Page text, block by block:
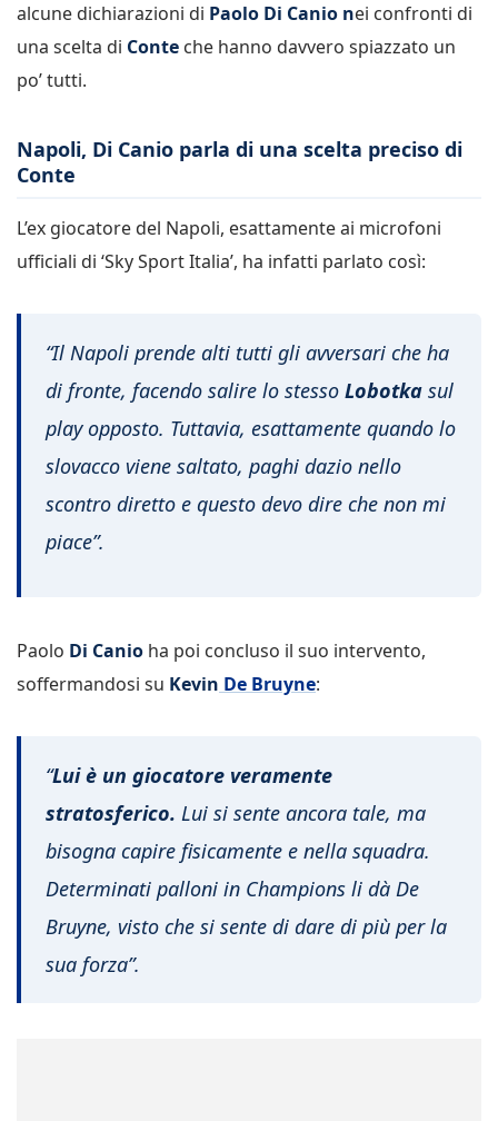
alcune dichiarazioni di Paolo Di Canio nei confronti di
una scelta di Conte che hanno davvero spiazzato un
po’ tutti.
Napoli, Di Canio parla di una scelta preciso di
Conte
L’ex giocatore del Napoli, esattamente ai microfoni
ufficiali di ‘Sky Sport Italia’, ha infatti parlato così:
“Il Napoli prende alti tutti gli avversari che ha
di fronte, facendo salire lo stesso Lobotka sul
play opposto. Tuttavia, esattamente quando lo
slovacco viene saltato, paghi dazio nello
scontro diretto e questo devo dire che non mi
piace”.
Paolo Di Canio ha poi concluso il suo intervento,
soffermandosi su Kevin De Bruyne:
“Lui è un giocatore veramente
stratosferico. Lui si sente ancora tale, ma
bisogna capire fisicamente e nella squadra.
Determinati palloni in Champions li dà De
Bruyne, visto che si sente di dare di più per la
sua forza”.